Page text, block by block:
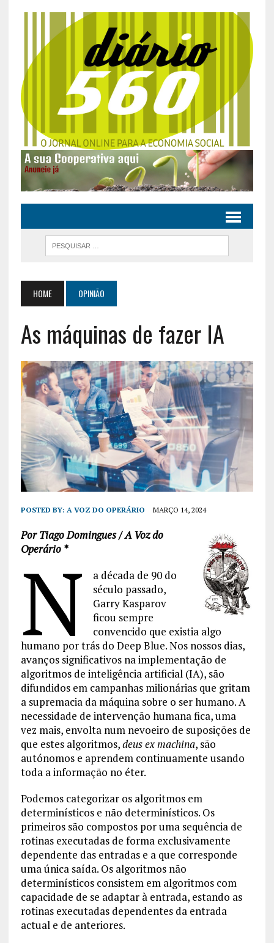
HOME OPINIÃO
As máquinas de fazer IA
POSTED BY: A VOZ DO OPERÁRIO MARÇO 14, 2024
Por Tiago Domingues / A Voz do
Operário *
N
a década de 90 do
século passado,
Garry Kasparov
ficou sempre
convencido que existia algo
humano por trás do Deep Blue. Nos nossos dias,
avanços significativos na implementação de
algoritmos de inteligência artificial (IA), são
difundidos em campanhas milionárias que gritam
a supremacia da máquina sobre o ser humano. A
necessidade de intervenção humana fica, uma
vez mais, envolta num nevoeiro de suposições de
que estes algoritmos,deus ex machina, são
autónomos e aprendem continuamente usando
toda a informação no éter.
Podemos categorizar os algoritmos em
determinísticos e não determinísticos. Os
primeiros são compostos por uma sequência de
rotinas executadas de forma exclusivamente
dependente das entradas e a que corresponde
uma única saída. Os algoritmos não
determinísticos consistem em algoritmos com
capacidade de se adaptar à entrada, estando as
rotinas executadas dependentes da entrada
actual e de anteriores.